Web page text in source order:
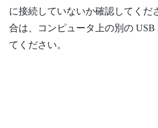
に接続していないか確認してくだ
合は、コンピュータ上の別の USB
てください。